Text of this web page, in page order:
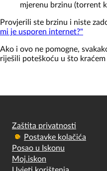
mjerenu brzinu (torrent
Provjerili ste brzinu i niste
mi je usporen internet?"
Ako i ovo ne pomogne,
riješili poteškoću u što kraćem
Zaštita privatnosti
Postavke kolačića
Posao u Iskonu
Moj.iskon